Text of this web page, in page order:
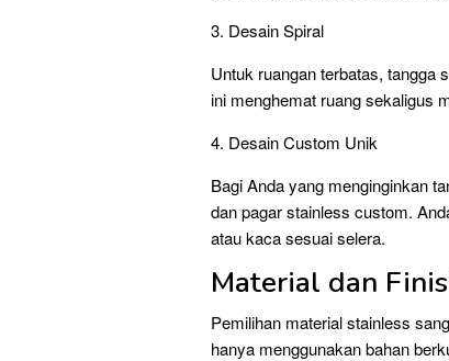
3. Desain Spiral
Untuk ruangan terbatas, tangga
ini menghemat ruang sekaligus
4. Desain Custom Unik
Bagi Anda yang menginginkan
dan pagar stainless custom.
atau kaca sesuai selera.
Material dan
Pemilihan material stainless
hanya menggunakan bahan